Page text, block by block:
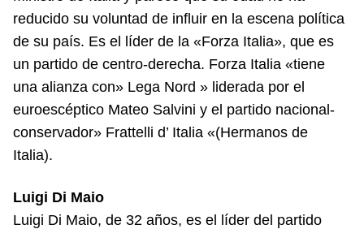
reducido su voluntad de influir en la escena política
de su país. Es el líder de la «Forza Italia», que es
un partido de centro-derecha. Forza Italia «tiene
una alianza con» Lega Nord » liderada por el
euroescéptico Mateo Salvini y el partido nacional-
conservador» Frattelli d’ Italia «(Hermanos de
Italia).
Luigi Di Maio
Luigi Di Maio, de 32 años, es el líder del partido